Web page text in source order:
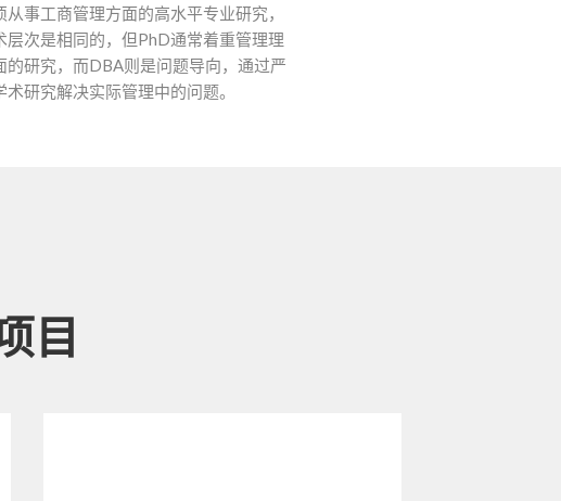
从事工商管理方面的高水平专业研究，
层次是相同的，但PhD通常着重管理理
的研究，而DBA则是问题导向，通过严
术研究解决实际管理中的问题。
目